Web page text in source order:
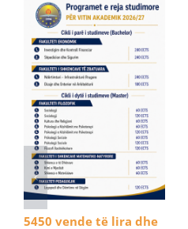
5450 vende të lira dhe